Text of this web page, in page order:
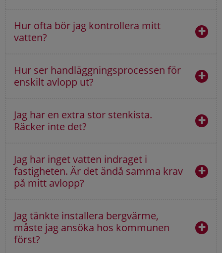
Hur ofta bör jag kontrollera mitt
vatten?
Hur ser handläggningsprocessen för
enskilt avlopp ut?
Jag har en extra stor stenkista.
Räcker inte det?
Jag har inget vatten indraget i
fastigheten. Är det ändå samma krav
på mitt avlopp?
Jag tänkte installera bergvärme,
måste jag ansöka hos kommunen
först?